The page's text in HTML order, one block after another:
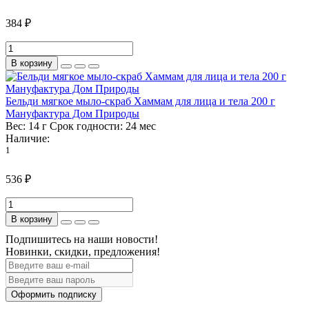
384 ₽
В корзину
Бельди мягкое мыло-скраб Хаммам для лица и тела 200 г
Мануфактура Дом Природы
Вес: 14 г Срок годности: 24 мес
Наличие:
1
536 ₽
В корзину
Подпишитесь на наши новости!
Новинки, скидки, предложения!
Оформить подписку